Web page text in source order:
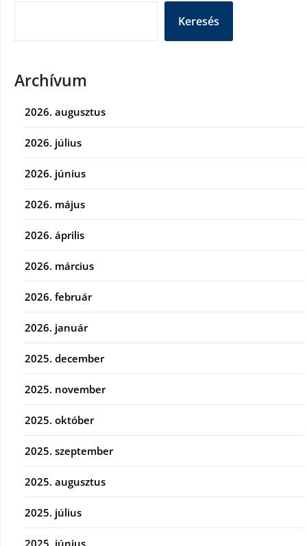
Keresés
Archívum
2026. augusztus
2026. július
2026. június
2026. május
2026. április
2026. március
2026. február
2026. január
2025. december
2025. november
2025. október
2025. szeptember
2025. augusztus
2025. július